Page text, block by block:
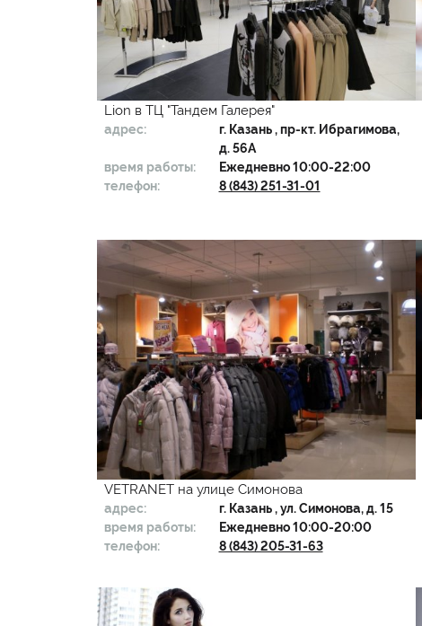
Lion в ТЦ "Тандем Галерея"
адрес: г. Казань , пр-кт. Ибрагимова,
д. 56А
время работы:
Ежедневно 10:00-22:00
телефон:
8 (843) 251-31-01
VETRANET на улице Симонова
адрес: г. Казань , ул. Симонова, д. 15
время работы:
Ежедневно 10:00-20:00
телефон:
8 (843) 205-31-63